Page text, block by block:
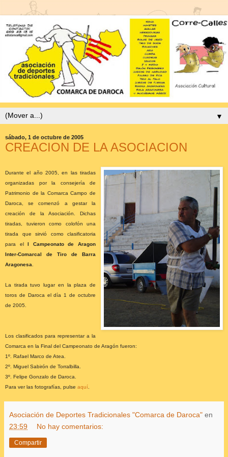
▼
sábado, 1 de octubre de 2005
CREACION DE LA ASOCIACION
Durante el año 2005, en las tiradas
organizadas por la consejería de
Patrimonio de la Comarca Campo de
Daroca, se comenzó a gestar la
creación de la Asociación. Dichas
tiradas, tuvieron como colofón una
tirada que sirvió como clasificatoria
para elI Campeonato de Aragon
Inter-Comarcal de Tiro de Barra
Aragonesa
La tirada tuvo lugar en la plaza de
toros de Daroca el día 1 de octubre
de 2005.
Los clasificados para representar a la
Comarca en la Final del Campeonato de Aragón fueron:
1º. Rafael Marco de Atea.
2º. Miguel Sabirón de Torralbilla.
3º. Felipe Gonzalo de Daroca.
Para ver las fotografías, pulse aquí
Asociación de Deportes Tradicionales "Comarca de Daroca" en
23:59
No hay comentarios:
Compartir